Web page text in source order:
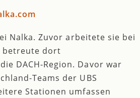
Nalka. Zuvor arbeitete sie bei
betreute dort
DACH-Region. Davor war
Teams der UBS
Stationen umfassen